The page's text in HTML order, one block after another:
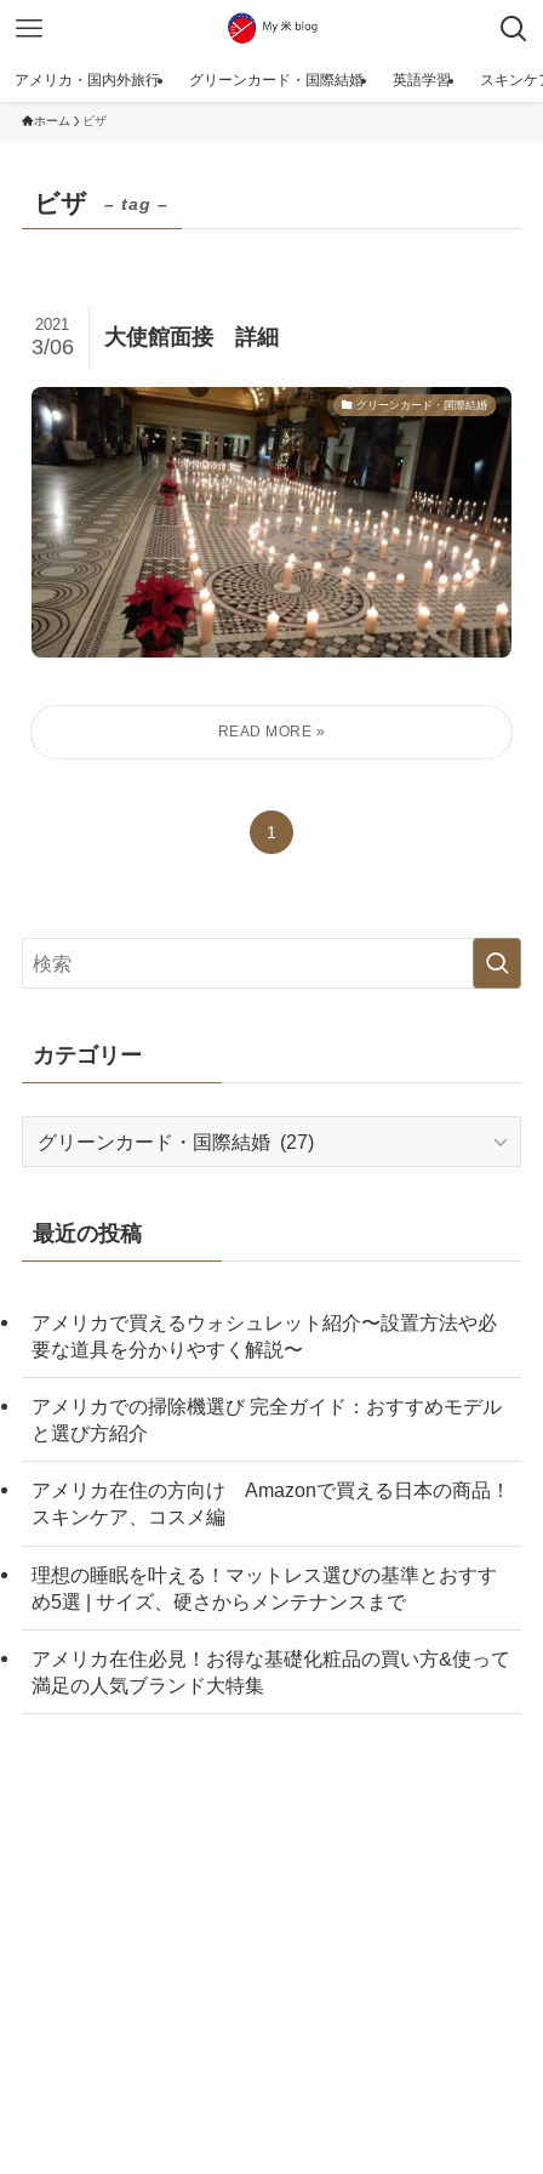
アメリカ・国内外旅行 グリーンカード・国際結婚 英語学習 スキンケ
ホーム ビザ
ビザ – tag –
大使館面接 詳細
2021
3/06
グリーンカード・国際結婚
1
カテゴリー
リ
最近の投稿
アメリカで買えるウォシュレット紹介〜設置方法や必
要な道具を分かりやすく解説〜
アメリカでの掃除機選び 完全ガイド：おすすめモデル
と選び方紹介
アメリカ在住の方向け Amazonで買える日本の商品！
スキンケア、コスメ編
理想の睡眠を叶える！マットレス選びの基準とおすす
め5選 | サイズ、硬さからメンテナンスまで
アメリカ在住必見！お得な基礎化粧品の買い方&使って
満足の人気ブランド大特集